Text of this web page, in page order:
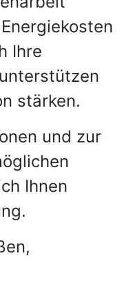
Ihre
stärken.
und zur
Ihnen